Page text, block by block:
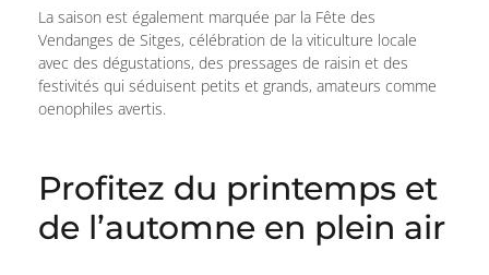
La saison est également marquée par la Fête des
Vendanges de Sitges, célébration de la viticulture locale
avec des dégustations, des pressages de raisin et des
festivités qui séduisent petits et grands, amateurs comme
oenophiles avertis.
Profitez du printemps et
de l’automne en plein air